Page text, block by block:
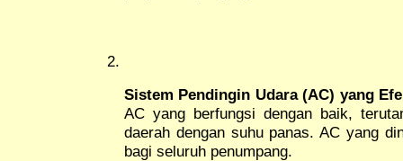
Sistem Pendingin Udara (AC) yang
AC yang berfungsi dengan baik,
daerah dengan suhu panas. AC yang
bagi seluruh penumpang.